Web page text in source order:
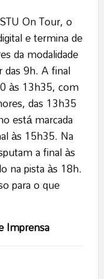
On Tour, o
e termina de
da modalidade
das 9h. A final
às 13h35, com
das 13h35
está marcada
às 15h35. Na
a final às
na pista às 18h.
para o que
Imprensa